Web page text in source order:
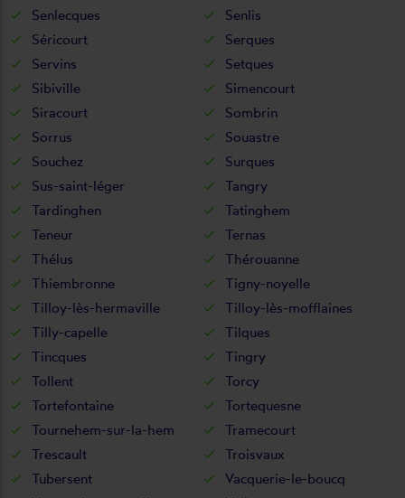
Senlecques
Senlis
Séricourt
Serques
Servins
Setques
Sibiville
Simencourt
Siracourt
Sombrin
Sorrus
Souastre
Souchez
Surques
Sus-saint-léger
Tangry
Tardinghen
Tatinghem
Teneur
Ternas
Thélus
Thérouanne
Thiembronne
Tigny-noyelle
Tilloy-lès-hermaville
Tilloy-lès-mofflaines
Tilly-capelle
Tilques
Tincques
Tingry
Tollent
Torcy
Tortefontaine
Tortequesne
Tournehem-sur-la-hem
Tramecourt
Trescault
Troisvaux
Tubersent
Vacquerie-le-boucq